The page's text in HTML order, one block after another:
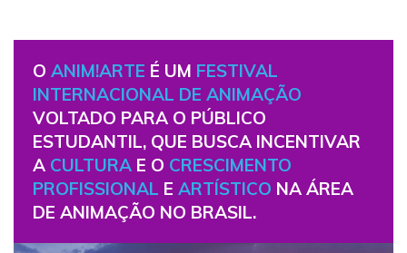
O ANIM!ARTE É UM FESTIVAL
INTERNACIONAL DE ANIMAÇÃO
VOLTADO PARA O PÚBLICO
ESTUDANTIL, QUE BUSCA INCENTIVAR
A CULTURAE O CRESCIMENTO
PROFISSIONAL E ARTÍSTICO NA ÁREA
DE ANIMAÇÃO NO BRASIL.